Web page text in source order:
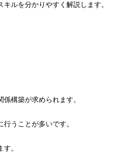
ルを分かりやすく解説します。
構築が求められます。
うことが多いです。
。